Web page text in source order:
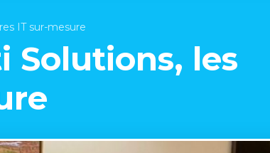
IT sur-mesure
Solutions, les